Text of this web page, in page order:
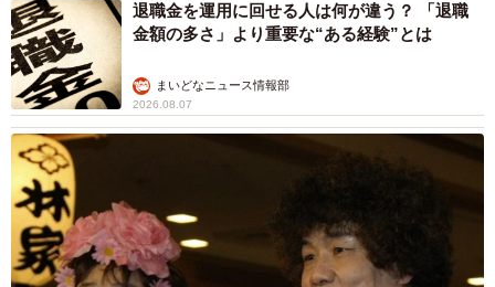
退職金を運用に回せる人は何が違う？ 「退職
金額の多さ」より重要な“ある経験”とは
まいどなニュース情報部
2026.08.07